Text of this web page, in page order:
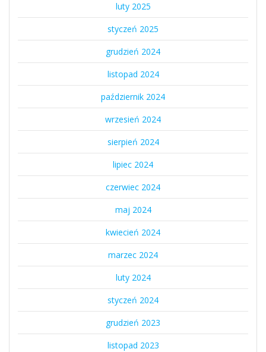
luty 2025
styczeń 2025
grudzień 2024
listopad 2024
październik 2024
wrzesień 2024
sierpień 2024
lipiec 2024
czerwiec 2024
maj 2024
kwiecień 2024
marzec 2024
luty 2024
styczeń 2024
grudzień 2023
listopad 2023